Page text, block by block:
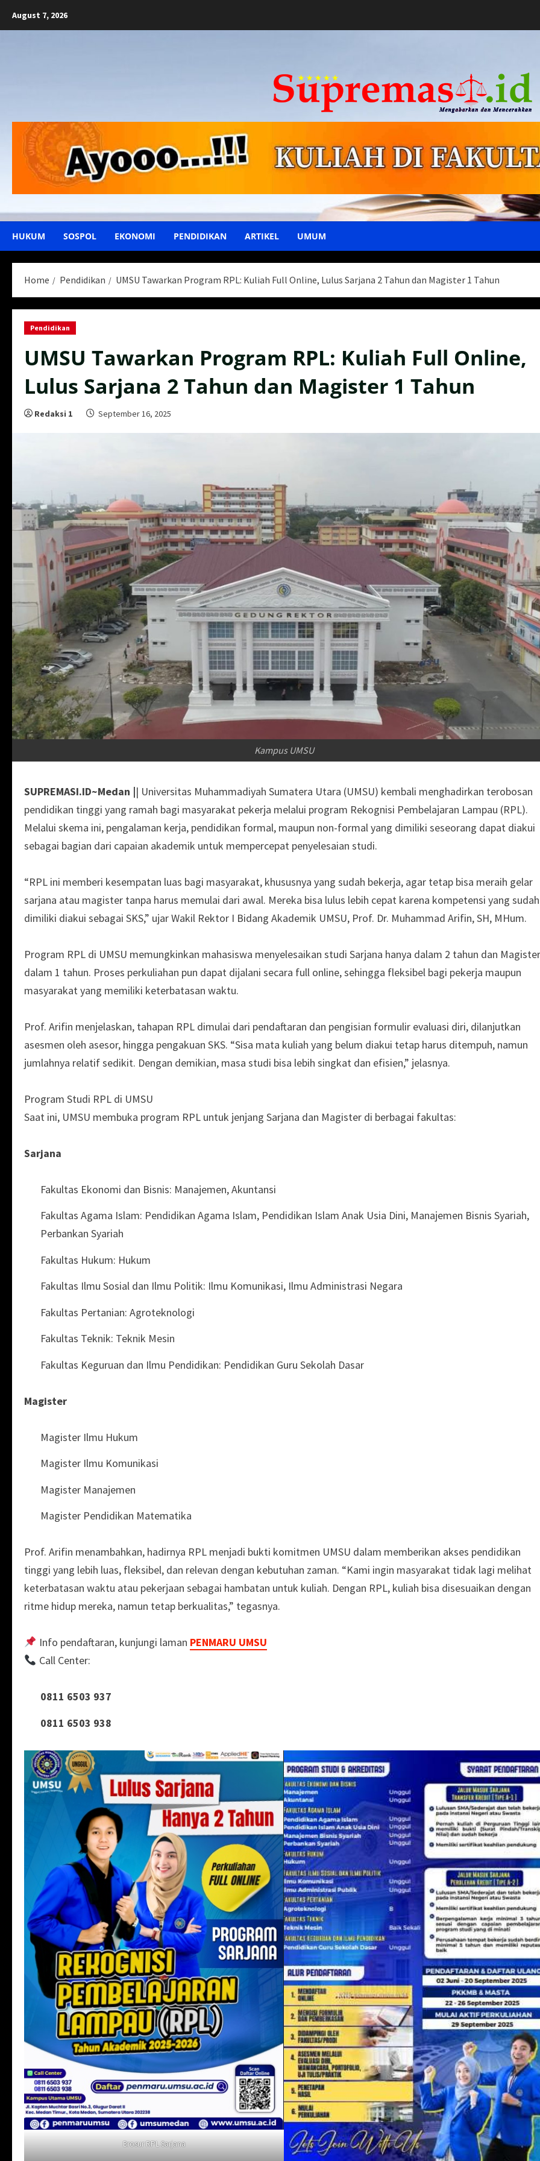
August 7, 2026
HUKUM SOSPOL EKONOMI PENDIDIKAN ARTIKEL UMUM
Home Pendidikan UMSU Tawarkan Program RPL: Kuliah Full Online, Lulus Sarjana 2 Tahun dan Magister 1 Tahun
Pendidikan
UMSU Tawarkan Program RPL: Kuliah Full Online,
Lulus Sarjana 2 Tahun dan Magister 1 Tahun
Redaksi 1 September 16, 2025
Kampus UMSU
SUPREMASI.ID~Medan || Universitas Muhammadiyah Sumatera Utara (UMSU) kembali menghadirkan terobosan
pendidikan tinggi yang ramah bagi masyarakat pekerja melalui program Rekognisi Pembelajaran Lampau (RPL).
Melalui skema ini, pengalaman kerja, pendidikan formal, maupun non-formal yang dimiliki seseorang dapat diakui
sebagai bagian dari capaian akademik untuk mempercepat penyelesaian studi.
“RPL ini memberi kesempatan luas bagi masyarakat, khususnya yang sudah bekerja, agar tetap bisa meraih gelar
sarjana atau magister tanpa harus memulai dari awal. Mereka bisa lulus lebih cepat karena kompetensi yang sudah
dimiliki diakui sebagai SKS,” ujar Wakil Rektor I Bidang Akademik UMSU, Prof. Dr. Muhammad Arifin, SH, MHum.
Program RPL di UMSU memungkinkan mahasiswa menyelesaikan studi Sarjana hanya dalam 2 tahun dan Magister
dalam 1 tahun. Proses perkuliahan pun dapat dijalani secara full online, sehingga fleksibel bagi pekerja maupun
masyarakat yang memiliki keterbatasan waktu.
Prof. Arifin menjelaskan, tahapan RPL dimulai dari pendaftaran dan pengisian formulir evaluasi diri, dilanjutkan
asesmen oleh asesor, hingga pengakuan SKS. “Sisa mata kuliah yang belum diakui tetap harus ditempuh, namun
jumlahnya relatif sedikit. Dengan demikian, masa studi bisa lebih singkat dan efisien,” jelasnya.
Program Studi RPL di UMSU
Saat ini, UMSU membuka program RPL untuk jenjang Sarjana dan Magister di berbagai fakultas:
Sarjana
Fakultas Ekonomi dan Bisnis: Manajemen, Akuntansi
Fakultas Agama Islam: Pendidikan Agama Islam, Pendidikan Islam Anak Usia Dini, Manajemen Bisnis Syariah,
Perbankan Syariah
Fakultas Hukum: Hukum
Fakultas Ilmu Sosial dan Ilmu Politik: Ilmu Komunikasi, Ilmu Administrasi Negara
Fakultas Pertanian: Agroteknologi
Fakultas Teknik: Teknik Mesin
Fakultas Keguruan dan Ilmu Pendidikan: Pendidikan Guru Sekolah Dasar
Magister
Magister Ilmu Hukum
Magister Ilmu Komunikasi
Magister Manajemen
Magister Pendidikan Matematika
Prof. Arifin menambahkan, hadirnya RPL menjadi bukti komitmen UMSU dalam memberikan akses pendidikan
tinggi yang lebih luas, fleksibel, dan relevan dengan kebutuhan zaman. “Kami ingin masyarakat tidak lagi melihat
keterbatasan waktu atau pekerjaan sebagai hambatan untuk kuliah. Dengan RPL, kuliah bisa disesuaikan dengan
ritme hidup mereka, namun tetap berkualitas,” tegasnya.
Info pendaftaran, kunjungi laman PENMARU UMSU
Call Center:
0811 6503 937
0811 6503 938
Brosur RPL Sarjana